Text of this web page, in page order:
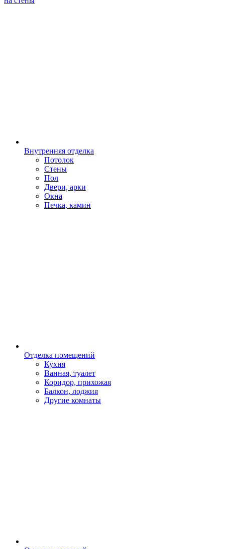
Внутренняя отделка
Потолок
Стены
Пол
Двери, арки
Окна
Печка, камин
Отделка помещений
Кухня
Ванная, туалет
Коридор, прихожая
Балкон, лоджия
Другие комнаты